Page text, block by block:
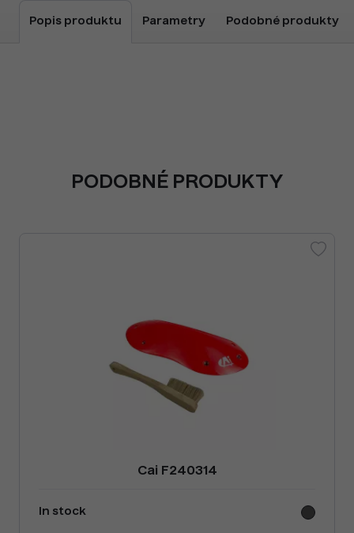
Popis produktu Parametry Podobné produkty
PODOBNÉ PRODUKTY
Cai F240314
In stock